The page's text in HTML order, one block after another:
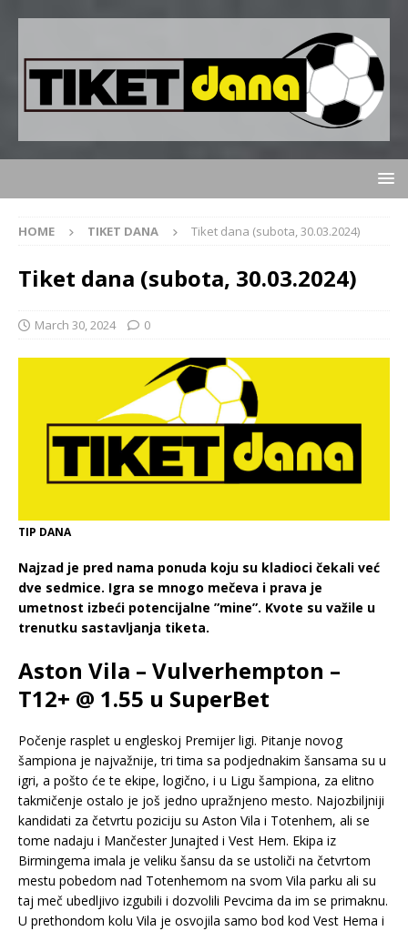
HOME TIKET DANA Tiket dana (subota, 30.03.2024)
Tiket dana (subota, 30.03.2024)
March 30, 2024 0
TIP DANA
Najzad je pred nama ponuda koju su kladioci čekali već
dve sedmice. Igra se mnogo mečeva i prava je
umetnost izbeći potencijalne ”mine”. Kvote su važile u
trenutku sastavljanja tiketa.
Aston Vila – Vulverhempton –
T12+ @ 1.55 u SuperBet
Počenje rasplet u engleskoj Premijer ligi. Pitanje novog
šampiona je najvažnije, tri tima sa podjednakim šansama su u
igri, a pošto će te ekipe, logično, i u Ligu šampiona, za elitno
takmičenje ostalo je još jedno upražnjeno mesto. Najozbiljniji
kandidati za četvrtu poziciju su Aston Vila i Totenhem, ali se
tome nadaju i Mančester Junajted i Vest Hem. Ekipa iz
Birmingema imala je veliku šansu da se ustoliči na četvrtom
mestu pobedom nad Totenhemom na svom Vila parku ali su
taj meč ubedljivo izgubili i dozvolili Pevcima da im se primaknu.
U prethondom kolu Vila je osvojila samo bod kod Vest Hema i